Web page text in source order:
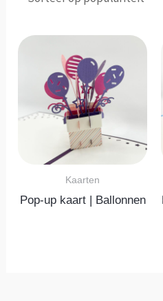
Kaarten
Pop-up kaart | Ballonnen